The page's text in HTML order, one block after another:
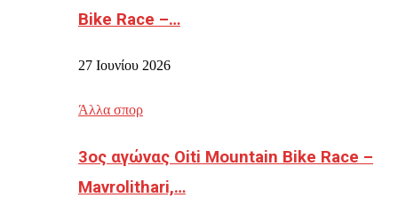
Bike Race –…
27 Ιουνίου 2026
Άλλα σπορ
3ος αγώνας Oiti Mountain Bike Race –
Mavrolithari,…